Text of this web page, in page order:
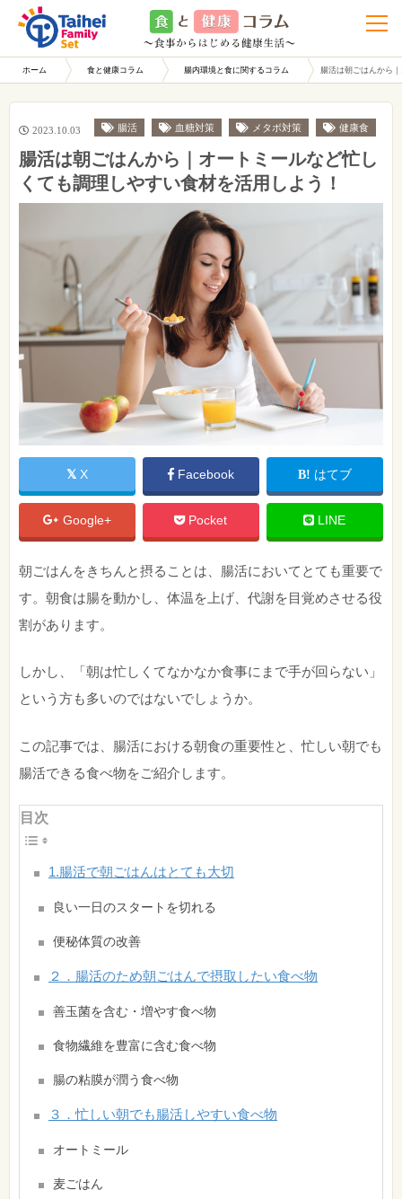
t
o
g
e
a
ホーム 食と健康コラム 腸内環境と食に関するコラム 腸活は朝ごはんから
2023.10.03 腸活 血糖対策 メタボ対策 健康食
腸活は朝ごはんから｜オートミールなど忙し
くても調理しやすい食材を活用しよう！
X Facebook はてブ
Google+ Pocket LINE
朝ごはんをきちんと摂ることは、腸活においてとても重要で
す。朝食は腸を動かし、体温を上げ、代謝を目覚めさせる役
割があります。
しかし、「朝は忙しくてなかなか食事にまで手が回らない」
という方も多いのではないでしょうか。
この記事では、腸活における朝食の重要性と、忙しい朝でも
腸活できる食べ物をご紹介します。
目次
1.腸活で朝ごはんはとても大切
良い一日のスタートを切れる
便秘体質の改善
２．腸活のため朝ごはんで摂取したい食べ物
善玉菌を含む・増やす食べ物
食物繊維を豊富に含む食べ物
腸の粘膜が潤う食べ物
３．忙しい朝でも腸活しやすい食べ物
オートミール
麦ごはん